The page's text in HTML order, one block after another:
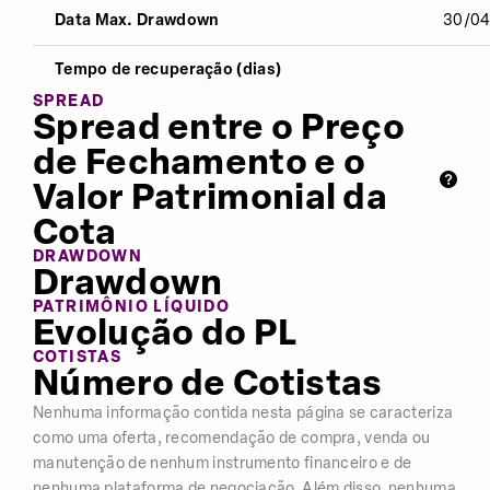
Desvio Padrão 6,25% -
Índice Sharpe -0,48
Retorno 6,72% -
Data Max. Drawdown 30/
Tempo de recuperação (dias)
SPREAD
Spread entre o Preço
de Fechamento e o
Valor Patrimonial da
Cota
DRAWDOWN
Drawdown
PATRIMÔNIO LÍQUIDO
Evolução do PL
COTISTAS
Número de Cotistas
Nenhuma informação contida nesta página se caracteriza
como uma oferta, recomendação de compra, venda ou
manutenção de nenhum instrumento financeiro e de